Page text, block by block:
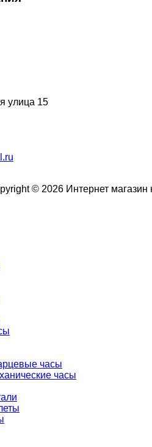
улица 15
© 2026 Интернет магазин
часы
часы